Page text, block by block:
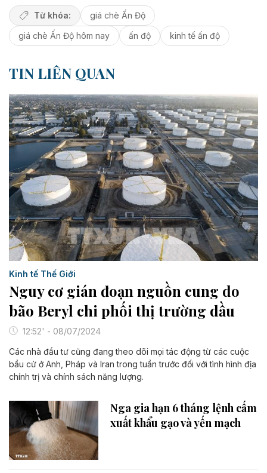
Từ khóa:
giá chè Ấn Độ
giá chè Ấn Độ hôm nay
ấn độ kinh tế ấn độ
TIN LIÊN QUAN
Kinh tế Thế Giới
Nguy cơ gián đoạn nguồn cung do
bão Beryl chi phối thị trường dầu
12:52' - 08/07/2024
Các nhà đầu tư cũng đang theo dõi mọi tác động từ các cuộc
bầu cử ở Anh, Pháp và Iran trong tuần trước đối với tình hình địa
chính trị và chính sách năng lượng.
Nga gia hạn 6 tháng lệnh cấm
xuất khẩu gạo và yến mạch